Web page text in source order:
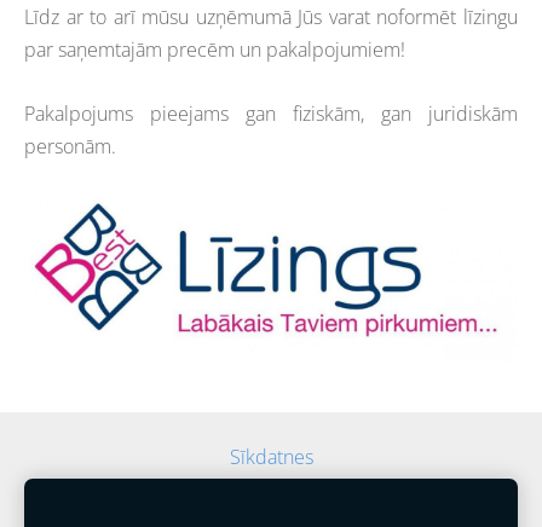
Līdz ar to arī mūsu uzņēmumā Jūs varat noformēt līzingu
par saņemtajām precēm un pakalpojumiem!
Pakalpojums pieejams gan fiziskām, gan juridiskām
personām.
Sīkdatnes